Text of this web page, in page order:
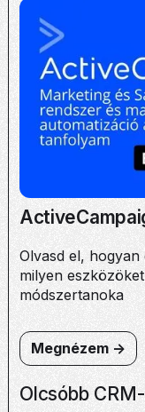
Olvasd el,
milyen
módszertanoka
Megnézem ->
Olcsóbb